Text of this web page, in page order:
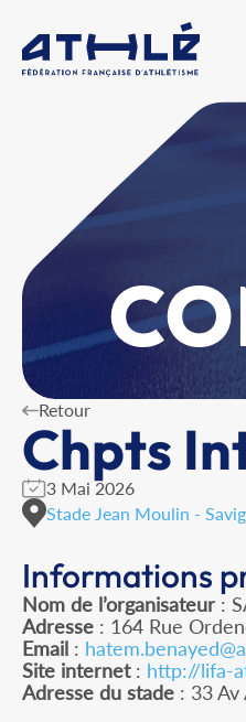
Retour
Chpts
3 Mai 2026
Stade Jean Moulin -
Informations
Nom de l’organisateur :
Adresse : 164 Rue
Email :
Site internet: http://lifa-
Adresse du stade : 33 Av